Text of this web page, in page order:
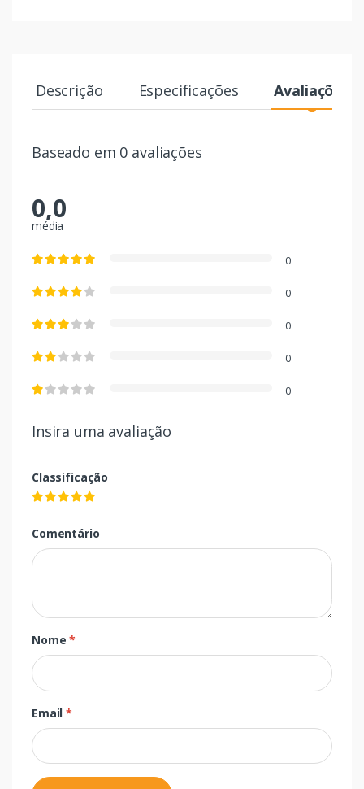
Descrição Especificações Avaliações
Baseado em 0 avaliações
0,0
média
0
0
0
0
0
Insira uma avaliação
Classificação
Comentário
Nome*
Email*